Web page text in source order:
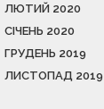
ЛЮТИЙ 2020
СІЧЕНЬ 2020
ГРУДЕНЬ 2019
ЛИСТОПАД 2019